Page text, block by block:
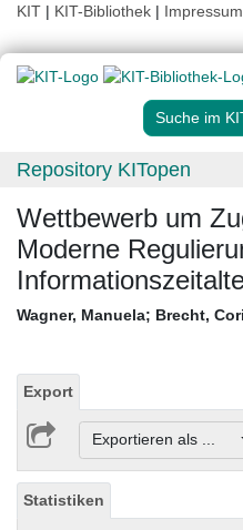
KIT | KIT-Bibliothek | Impressum
Suche im
Repository KITopen
Wettbewerb um
Moderne
Wagner, Manuela; Brecht,
Export
Exportieren als ...
Statistiken